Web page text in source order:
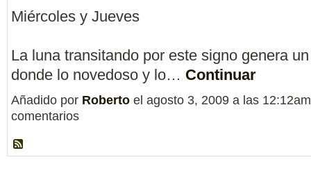
Miércoles y Jueves
La luna transitando por este signo genera
donde lo novedoso y lo… Continuar
Añadido por Roberto el agosto 3, 2009 a las
comentarios